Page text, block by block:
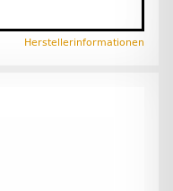
Herstellerinformationen